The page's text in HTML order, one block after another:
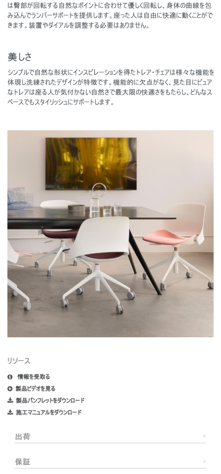
は臀部が回転する自然なポイントに合わせて優しく回転し、身体の曲線を包
み込んでランバーサポートを提供します。座った人は自由に快適に動くことがで
きます。装置やダイアルを調整する必要はありません。
美しさ
シンプルで自然な形状にインスピレーションを得たトレア・チェアは様々な機能を
体現し洗練されたデザインが特徴です。機能的に欠点がなく、見た目にピュア
なトレアは座る人が気付かない自然さで最大限の快適さをもたらし、どんなス
ペースでもスタイリッシュにサポートします。
リソース
情報を受取る
製品ビデオを見る
製品パンフレットをダウンロード
施工マニュアルをダウンロード
出荷
保証